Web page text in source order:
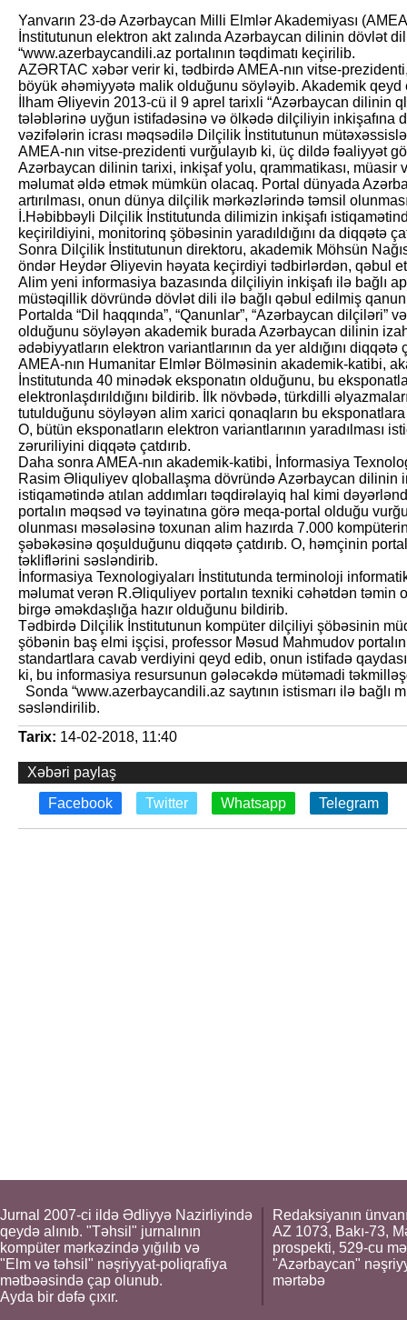
Yanvarın 23-də Azərbaycan Milli Elmlər Akademiyası
İnstitutunun elektron akt zalında Azərbaycan dilinin dövlət
“www.azerbaycandili.az portalının təqdimatı keçirilib.
AZƏRTAC xəbər verir ki, tədbirdə AMEA-nın vitse-
böyük əhəmiyyətə malik olduğunu söyləyib. Akademik
İlham Əliyevin 2013-cü il 9 aprel tarixli “Azərbaycan dilinin
tələblərinə uyğun istifadəsinə və ölkədə dilçiliyin inkişafına
vəzifələrin icrası məqsədilə Dilçilik İnstitutunun
AMEA-nın vitse-prezidenti vurğulayıb ki, üç dildə fəaliyyət
Azərbaycan dilinin tarixi, inkişaf yolu, qrammatikası, müasir
məlumat əldə etmək mümkün olacaq. Portal dünyada
artırılması, onun dünya dilçilik mərkəzlərində təmsil
İ.Həbibbəyli Dilçilik İnstitutunda dilimizin inkişafı
keçirildiyini, monitorinq şöbəsinin yaradıldığını da diqqətə
Sonra Dilçilik İnstitutunun direktoru, akademik Möhsün
öndər Heydər Əliyevin həyata keçirdiyi tədbirlərdən, qəbul
Alim yeni informasiya bazasında dilçiliyin inkişafı ilə bağlı
müstəqillik dövründə dövlət dili ilə bağlı qəbul edilmiş
Portalda “Dil haqqında”, “Qanunlar”, “Azərbaycan dilçiləri”
olduğunu söyləyən akademik burada Azərbaycan dilinin
ədəbiyyatların elektron variantlarının da yer aldığını diqqətə
AMEA-nın Humanitar Elmlər Bölməsinin akademik-katibi,
İnstitutunda 40 minədək eksponatın olduğunu, bu
elektronlaşdırıldığını bildirib. İlk növbədə, türkdilli
tutulduğunu söyləyən alim xarici qonaqların bu
O, bütün eksponatların elektron variantlarının yaradılması
zəruriliyini diqqətə çatdırıb.
Daha sonra AMEA-nın akademik-katibi, İnformasiya
Rasim Əliquliyev qloballaşma dövründə Azərbaycan dilinin
istiqamətində atılan addımları təqdirəlayiq hal kimi
portalın məqsəd və təyinatına görə meqa-portal olduğu
olunması məsələsinə toxunan alim hazırda 7.000
şəbəkəsinə qoşulduğunu diqqətə çatdırıb. O, həmçinin
təkliflərini səsləndirib.
İnformasiya Texnologiyaları İnstitutunda terminoloji
məlumat verən R.Əliquliyev portalın texniki cəhətdən təmin
birgə əməkdaşlığa hazır olduğunu bildirib.
Tədbirdə Dilçilik İnstitutunun kompüter dilçiliyi şöbəsinin
şöbənin baş elmi işçisi, professor Məsud Mahmudov
standartlara cavab verdiyini qeyd edib, onun istifadə
ki, bu informasiya resursunun gələcəkdə mütəmadi
Sonda “www.azerbaycandili.az saytının istismarı ilə bağlı
səsləndirilib.
Tarix: 14-02-2018, 11:40
Xəbəri paylaş
Facebook
Twitter Whatsapp Telegram
Jurnal 2007-ci ildə Ədliyyə Nazirliyində
qeydə alınıb. "Təhsil" jurnalının
kompüter mərkəzində yığılıb və
"Elm və təhsil" nəşriyyat-poliqrafiya
mətbəəsində çap olunub.
Ayda bir dəfə çıxır.
Redaksiyanın
AZ 1073, Bakı-73,
prospekti, 529-cu
"Azərbaycan"
mərtəbə